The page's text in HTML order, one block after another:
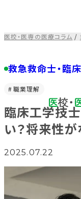
テ
ン
を
ス
キ
プ
す
る
医校・医専の医療コラム /
救急救命士・臨
職業理解
臨床工学技
い？将来性が
2025.07.22